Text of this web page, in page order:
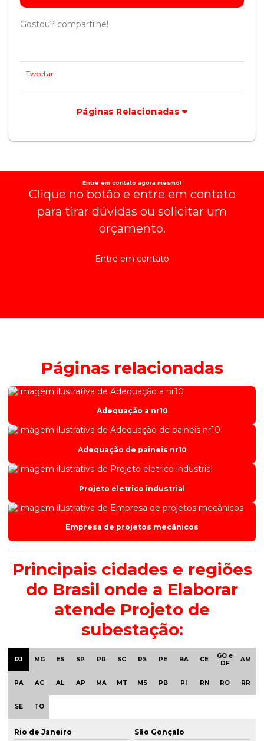
Gostou? compartilhe!
Tweetar
Páginas Relacionadas
Entre em contato agora mesmo!
Clique no botão e entre em contato
para tirar dúvidas ou solicitar um
orçamento.
Entre em contato
Páginas relacionadas
Adequação a nr10
Adequação de paineis nr10
Projeto eletrico industrial
Empresa de projetos mecânicos
Principais cidades e regiões
do Brasil onde a Elaborar
atende Projeto de
subestação:
RJ MG ES SP PR SC RS PE BA CE
GO e
DF
AM
PA AC AL AP MA MT MS PB PI RN RO RR
SE TO
Rio de Janeiro São Gonçalo